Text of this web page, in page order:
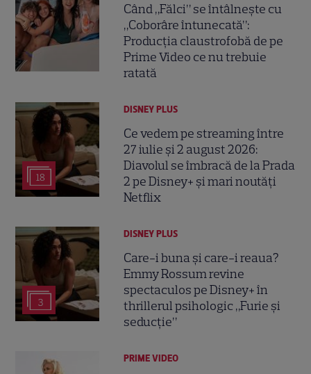
Când „Fălci” se întâlnește cu
„Coborâre întunecată”:
Producția claustrofobă de pe
Prime Video ce nu trebuie
ratată
18
DISNEY PLUS
Ce vedem pe streaming între
27 iulie și 2 august 2026:
Diavolul se îmbracă de la Prada
2 pe Disney+ și mari noutăți
Netflix
3
DISNEY PLUS
Care-i buna și care-i reaua?
Emmy Rossum revine
spectaculos pe Disney+ în
thrillerul psihologic „Furie și
seducție”
PRIME VIDEO